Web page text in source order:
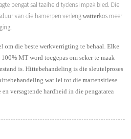
pengat sal taaiheid tydens impak bied. Die
van die hamerpen verleng.watterkos meer
.
om die beste werkverrigting te behaal. Elke
MT word toegepas om seker te maak
is. Hittebehandeling is die sleutelproses
wat lei tot die martensitiese
versagtende hardheid in die pengatarea